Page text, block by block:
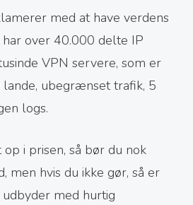
med at have verdens
over 40.000 delte IP
VPN servere, som er
ubegrænset trafik, 5
logs.
i prisen, så bør du nok
men hvis du ikke gør, så er
udbyder med hurtig